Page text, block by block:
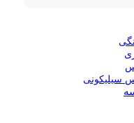
سیلیکونی